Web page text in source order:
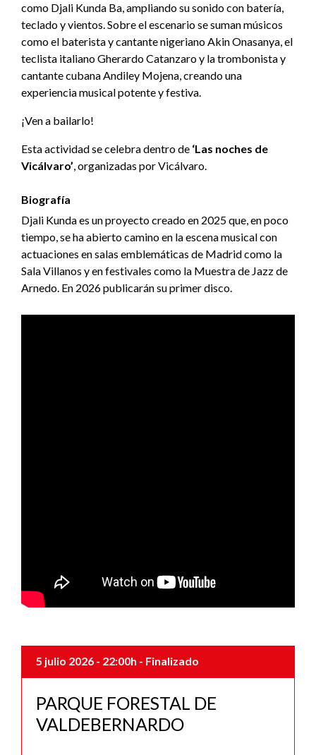
como Djali Kunda Ba, ampliando su sonido con batería,
teclado y vientos. Sobre el escenario se suman músicos
como el baterista y cantante nigeriano Akin Onasanya, el
teclista italiano Gherardo Catanzaro y la trombonista y
cantante cubana Andiley Mojena, creando una
experiencia musical potente y festiva.
¡Ven a bailarlo!
Esta actividad se celebra dentro de ‘Las noches de
Vicálvaro’, organizadas por Vicálvaro.
Biografía
Djali Kunda es un proyecto creado en 2025 que, en poco
tiempo, se ha abierto camino en la escena musical con
actuaciones en salas emblemáticas de Madrid como la
Sala Villanos y en festivales como la Muestra de Jazz de
Arnedo. En 2026 publicarán su primer disco.
5 julio 2026 - 22:00h - Finalizado
PARQUE FORESTAL DE
VALDEBERNARDO